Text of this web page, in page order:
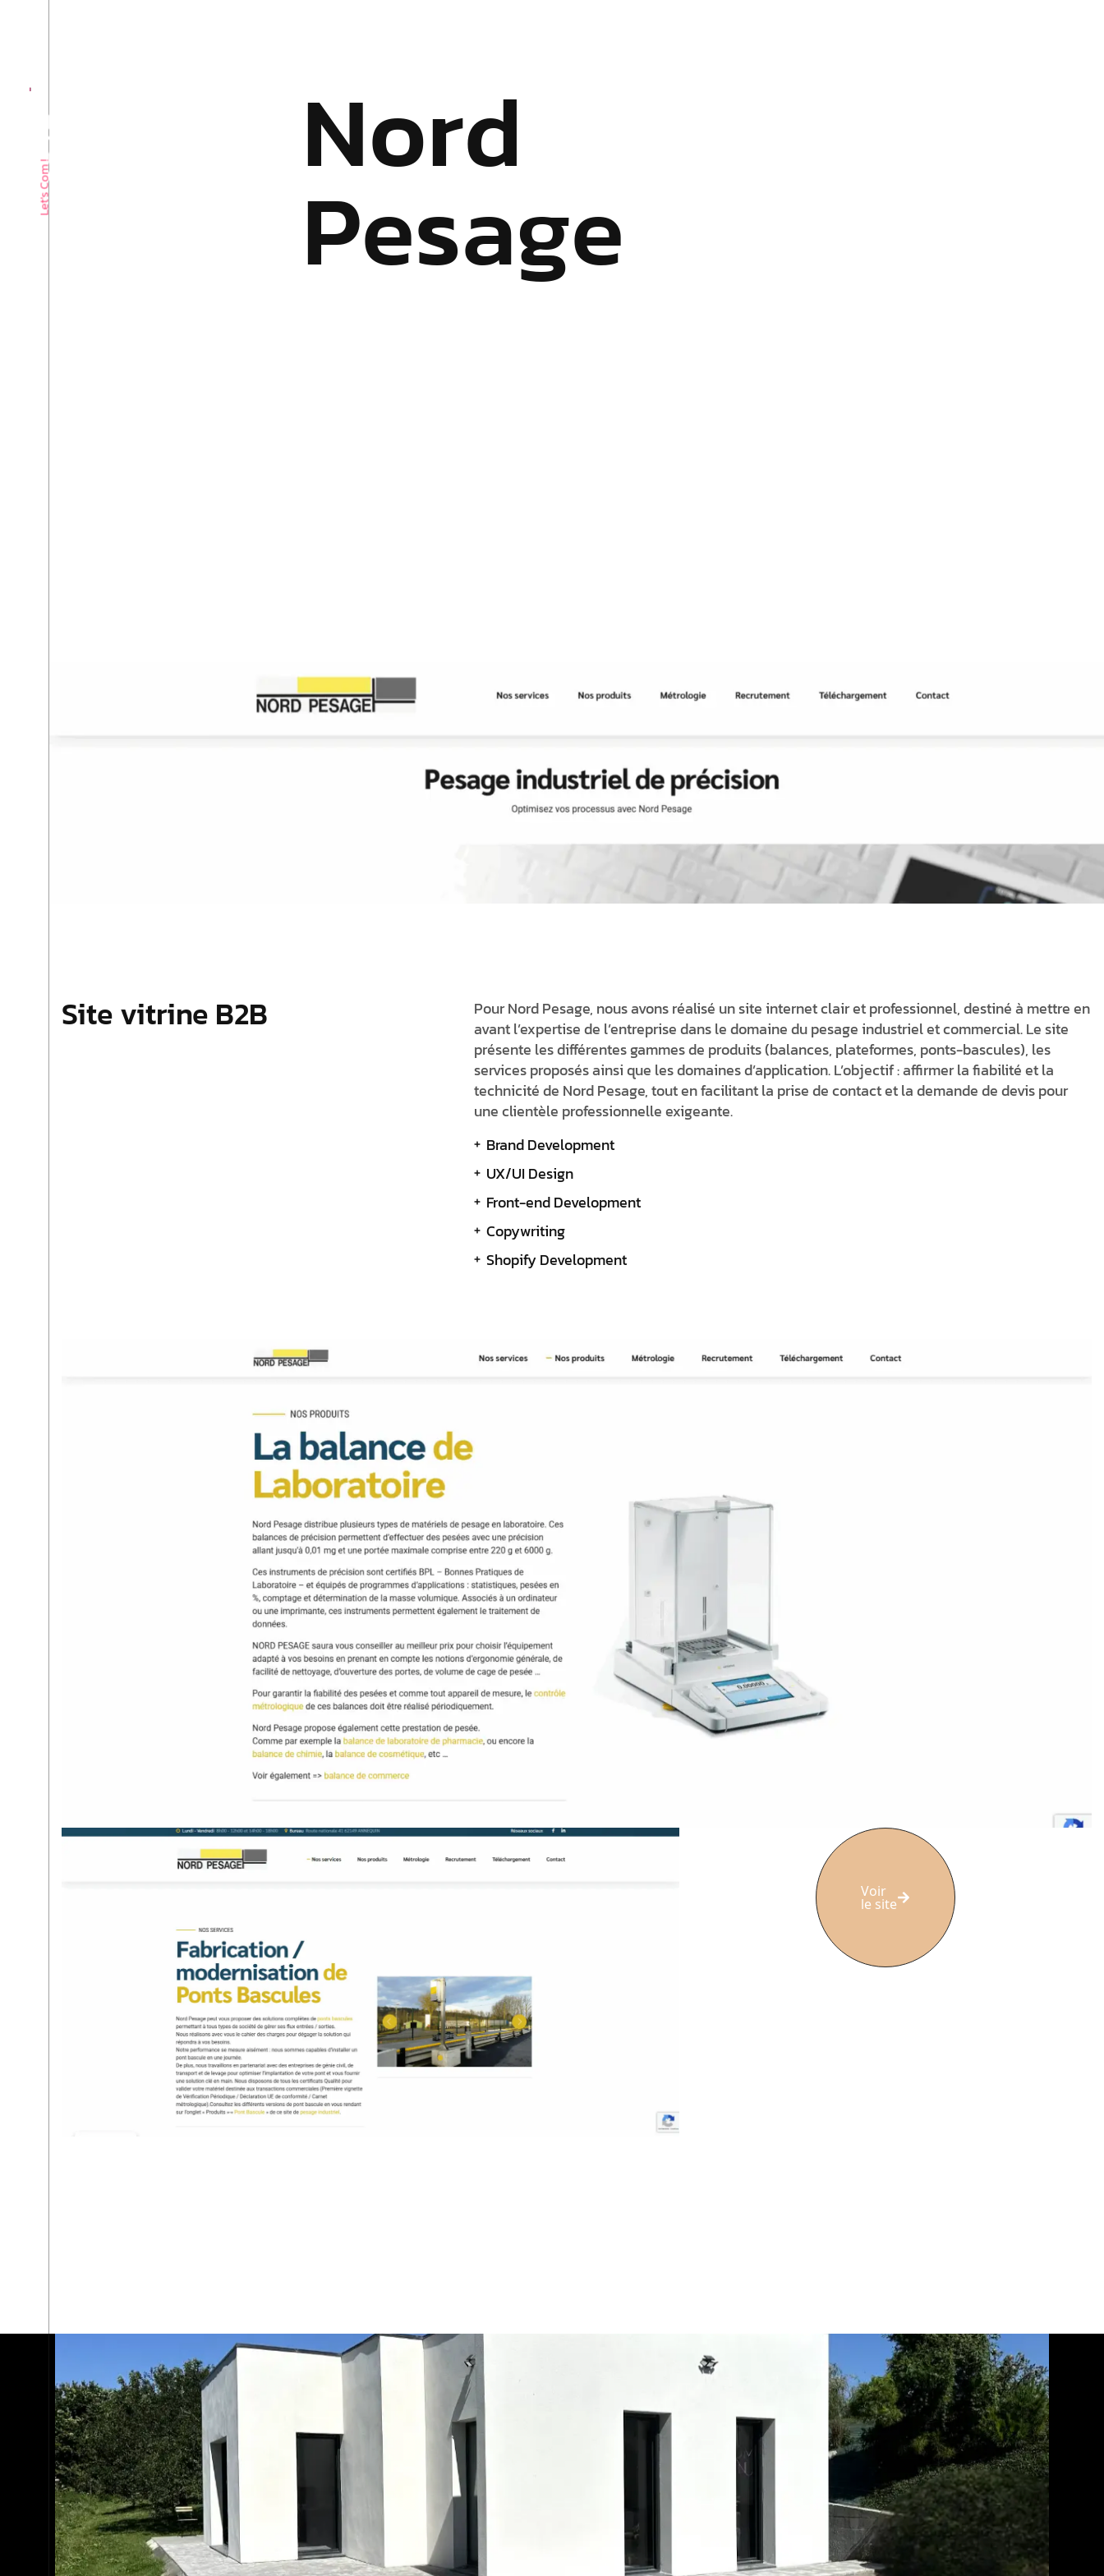
Let's Com ! Nord
Pesage
Site vitrine B2B
Pour Nord Pesage, nous avons réalisé un site internet clair et professionnel, destiné à mettre en
avant l’expertise de l’entreprise dans le domaine du pesage industriel et commercial. Le site
présente les différentes gammes de produits (balances, plateformes, ponts-bascules), les
services proposés ainsi que les domaines d’application. L’objectif : affirmer la fiabilité et la
technicité de Nord Pesage, tout en facilitant la prise de contact et la demande de devis pour
une clientèle professionnelle exigeante.
Brand Development
UX/UI Design
Front-end Development
Copywriting
Shopify Development
Voir
le site